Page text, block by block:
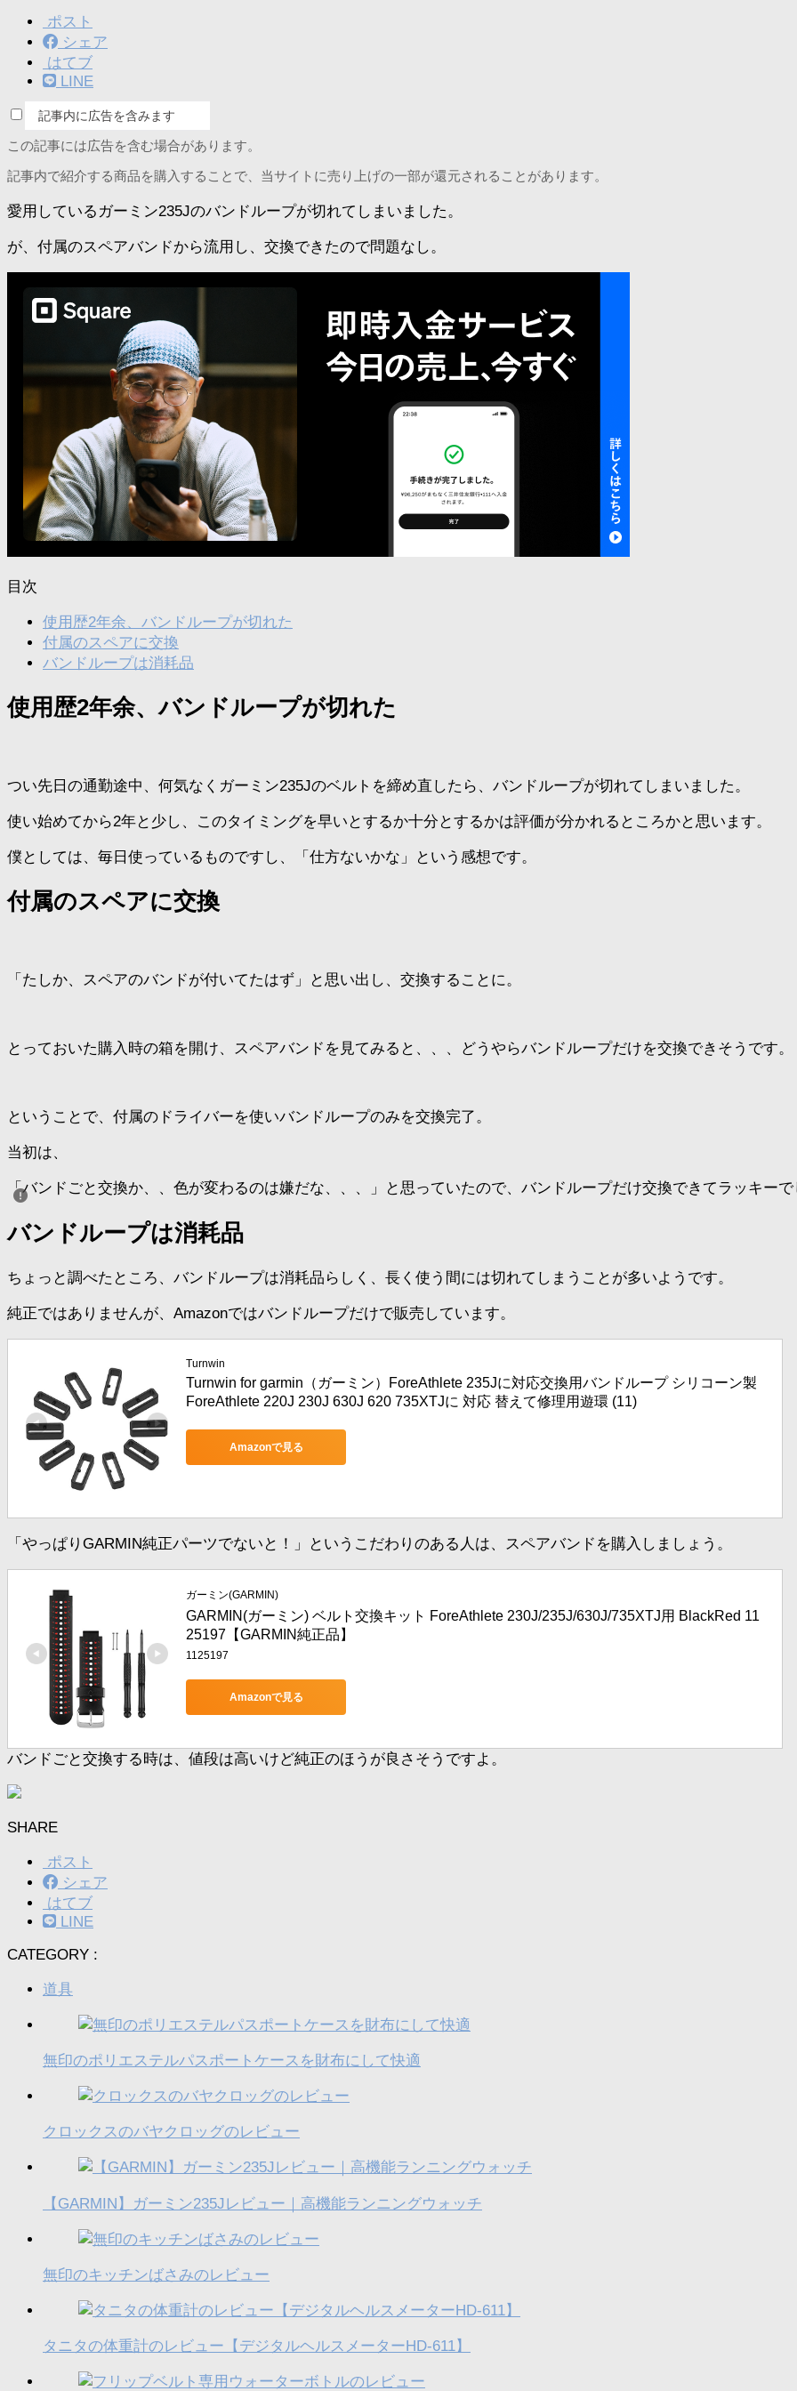
ポスト
シェア
はてブ
LINE
記事内に広告を含みます
この記事には広告を含む場合があります。
記事内で紹介する商品を購入することで、当サイトに売り上げの一部が還元されることがあります。
愛用しているガーミン235Jのバンドループが切れてしまいました。
が、付属のスペアバンドから流用し、交換できたので問題なし。
目次
使用歴2年余、バンドループが切れた
付属のスペアに交換
バンドループは消耗品
使用歴2年余、バンドループが切れた
つい先日の通勤途中、何気なくガーミン235Jのベルトを締め直したら、バンドループが切れてしまいました。
使い始めてから2年と少し、このタイミングを早いとするか十分とするかは評価が分かれるところかと思います。
僕としては、毎日使っているものですし、「仕方ないかな」という感想です。
付属のスペアに交換
「たしか、スペアのバンドが付いてたはず」と思い出し、交換することに。
とっておいた購入時の箱を開け、スペアバンドを見てみると、、、どうやらバンドループだけを交換できそうです。
ということで、付属のドライバーを使いバンドループのみを交換完了。
当初は、
「バンドごと交換か、、色が変わるのは嫌だな、、、」と思っていたので、バンドループだけ交換できてラッキー
バンドループは消耗品
ちょっと調べたところ、バンドループは消耗品らしく、長く使う間には切れてしまうことが多いようです。
純正ではありませんが、Amazonではバンドループだけで販売しています。
Turnwin
Turnwin for garmin（ガーミン）ForeAthlete 235Jに対応交換用バンドループ シリコーン製
ForeAthlete 220J 230J 630J 620 735XTJに 対応 替えて修理用遊環 (11)
Amazonで見る
「やっぱりGARMIN純正パーツでないと！」というこだわりのある人は、スペアバンドを購入しましょう。
ガーミン(GARMIN)
GARMIN(ガーミン) ベルト交換キット ForeAthlete 230J/235J/630J/735XTJ用 BlackRed 11
25197【GARMIN純正品】
1125197
Amazonで見る
バンドごと交換する時は、値段は高いけど純正のほうが良さそうですよ。
SHARE
ポスト
シェア
はてブ
LINE
CATEGORY :
道具
無印のポリエステルパスポートケースを財布にして快適
クロックスのバヤクロッグのレビュー
【GARMIN】ガーミン235Jレビュー｜高機能ランニングウォッチ
無印のキッチンばさみのレビュー
タニタの体重計のレビュー【デジタルヘルスメーターHD-611】